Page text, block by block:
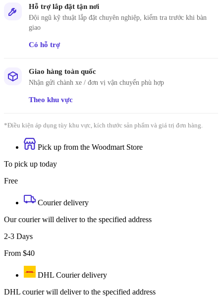
Hỗ trợ lắp đặt tận nơi
Đội ngũ kỹ thuật lắp đặt chuyên nghiệp, kiểm tra trước khi bàn
giao
Có hỗ trợ
Giao hàng toàn quốc
Nhận gửi chành xe / đơn vị vận chuyển phù hợp
Theo khu vực
*Điều kiện áp dụng tùy khu vực, kích thước sản phẩm và giá trị đơn hàng.
Pick up from the Woodmart Store
To pick up today
Free
Courier delivery
Our courier will deliver to the specified address
2-3 Days
From $40
DHL Courier delivery
DHL courier will deliver to the specified address